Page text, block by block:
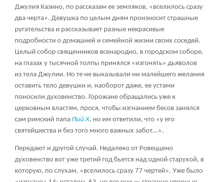
Джулия Казино, по рассказам ее земляков, «вселилось сразу
два черта». Девушка по целым дням произносит страшные
ругательства и рассказывает разные некрасивые
подробности о домашней и семейной жизни своих соседей.
Целый собор священников всенародно, в городском соборе,
на глазах у тысячной толпы принялся «изгонять» дьяволов
из тела Джулии. Но те не выказывали ни малейшего желания
оставить тело девушки и, наоборот даже, ее устами
поносили духовенство. Горожане обращались уже к
церковным властям, прося, чтобы изгнанием бесов занялся
сам римский папа Пий X, но им ответили, что «у его
святейшества и без того много важных забот...».
Передают и другой случай. Недалеко от Ровеццено
духовенство вот уже третий год бьется над одной старухой, в
которую, по слухам, «вселилось сразу 77 чертей». Уже было